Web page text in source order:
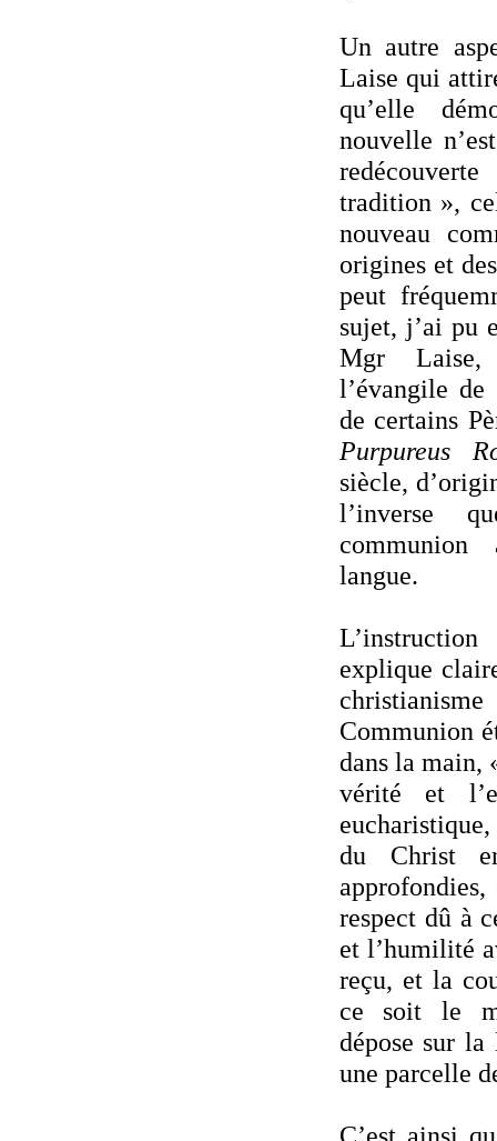
Un autre
Laise qui
qu’elle
nouvelle
tradition »,
nouveau
origines et
peut
sujet, j’ai pu
Mgr
l’évangile
de certains
Purpureus
siècle,
l’inverse
langue.
explique
Communion
dans la main,
vérité et
du Christ
respect dû à
et l’humilité
reçu, et la
ce soit le
dépose sur
une parcelle
C’est ainsi